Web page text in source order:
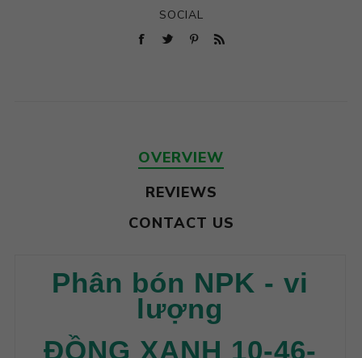
SOCIAL
OVERVIEW
REVIEWS
CONTACT US
Phân bón NPK - vi
lượng
ĐỒNG XANH 10-46-